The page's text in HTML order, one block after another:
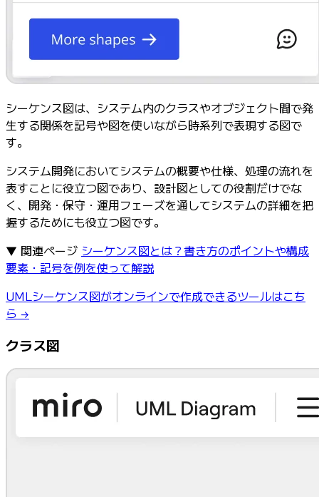
シーケンス図は、システム内のクラスやオブジェクト間で発
生する関係を記号や図を使いながら時系列で表現する図で
す。
システム開発においてシステムの概要や仕様、処理の流れを
表すことに役立つ図であり、設計図としての役割だけでな
く、開発・保守・運用フェーズを通してシステムの詳細を把
握するためにも役立つ図です。
▼ 関連ページ シーケンス図とは？書き方のポイントや構成
要素・記号を例を使って解説
UMLシーケンス図がオンラインで作成できるツールはこち
ら →
クラス図